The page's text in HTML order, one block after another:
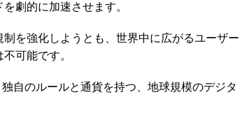
劇的に加速させます。
を強化しようとも、世界中に広がるユーザー
可能です。
自のルールと通貨を持つ、地球規模のデジタ